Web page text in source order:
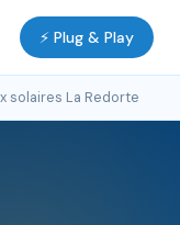
⚡ Plug & Play
solaires La Redorte